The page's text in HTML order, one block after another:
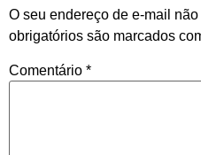
O seu endereço de e-mail
obrigatórios são marcados
Comentário *